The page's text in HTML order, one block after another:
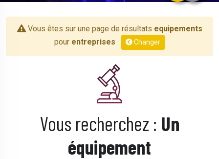
Vous êtes sur une page de résultats equipements
pour entreprises Changer
Vous recherchez : Un
équipement